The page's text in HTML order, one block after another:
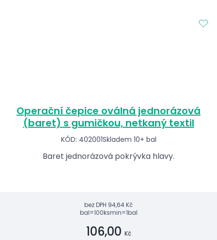
Operační čepice oválná jednorázová
(baret) s gumičkou, netkaný textil
KÓD: 402001Skladem 10+ bal
Baret jednorázová pokrývka hlavy.
bez DPH 94,64 Kč
bal=100ksmin=1bal
106,00 Kč